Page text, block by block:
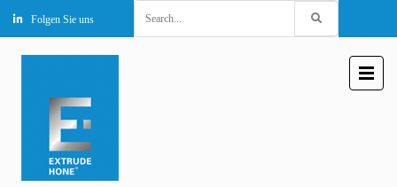
Folgen Sie uns
for: